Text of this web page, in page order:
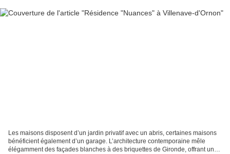
Les maisons disposent d’un jardin privatif avec un abris, certaines maisons
bénéficient également d’un garage. L’architecture contemporaine mêle
élégamment des façades blanches à des briquettes de Gironde, offrant un